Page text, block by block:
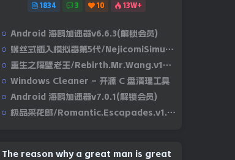
1834 3 10 13W+
Android 海鸥加速器v6.6.3(解锁会员)
螺丝式插入模拟器第5代/NejicomiSimulator.Vol.5.v1.0.2
重生之隔壁老王/Rebirth.Mr.Wang.v10032020
Windows Cleaner – 开源 C 盘清理工具
Android 海鸥加速器v7.0.1(解锁会员)
极品采花郎/Romantic.Escapades.v1.2.1
The reason why a great man is great